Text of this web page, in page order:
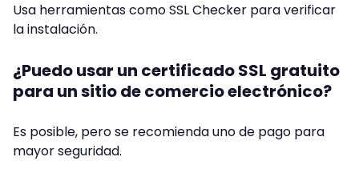
Usa herramientas como SSL Checker para verificar
la instalación.
¿Puedo usar un certificado SSL gratuito
para un sitio de comercio electrónico?
Es posible, pero se recomienda uno de pago para
mayor seguridad.